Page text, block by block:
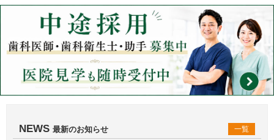
NEWS 最新のお知らせ 一覧